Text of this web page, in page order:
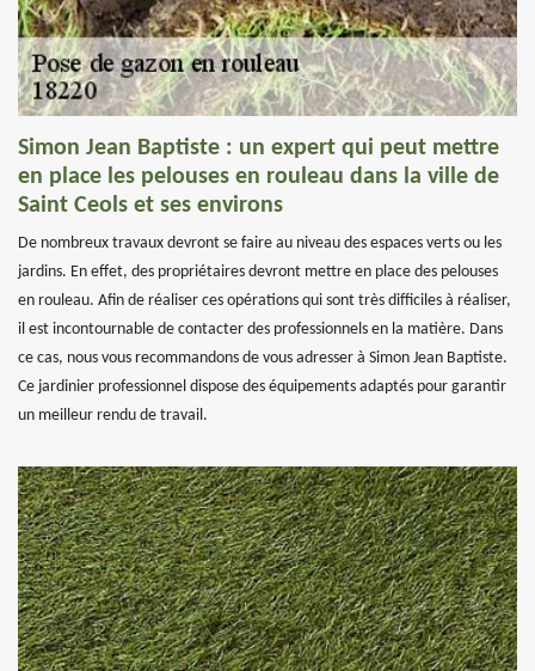
Simon Jean Baptiste : un expert qui peut mettre
en place les pelouses en rouleau dans la ville de
Saint Ceols et ses environs
De nombreux travaux devront se faire au niveau des espaces verts ou les
jardins. En effet, des propriétaires devront mettre en place des pelouses
en rouleau. Afin de réaliser ces opérations qui sont très difficiles à réaliser,
il est incontournable de contacter des professionnels en la matière. Dans
ce cas, nous vous recommandons de vous adresser à Simon Jean Baptiste.
Ce jardinier professionnel dispose des équipements adaptés pour garantir
un meilleur rendu de travail.